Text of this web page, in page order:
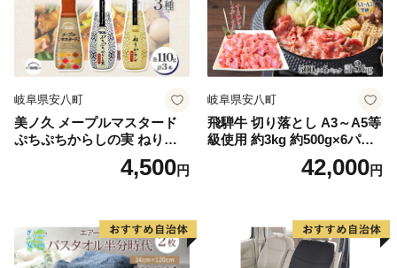
岐阜県安八町
美ノ久 メープルマスタード
ぷちぷちからしの実 ねりか
らし 3種 3本 セット アソート
3種類 からし カラシ マスタ
調味料 常備 お取り寄せ ご当
地 送料無料 岐阜県 安八町
4,500円
岐阜県安八町
飛騨牛 切り落とし A3～A5等
級使用 約3kg 約500g×6パッ
ク 肉 牛肉 和牛 ブランド牛
お肉 ビーフ しゃぶしゃぶ す
ーティー ギフト 贈り物 自家
用 贈答用 送料無料 焼肉マル
イ 岐阜県 【 安八町 】
42,000円